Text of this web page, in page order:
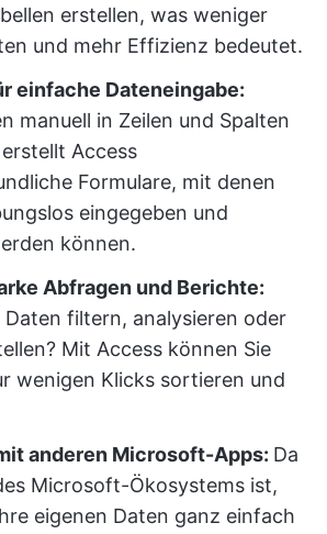
erstellen, was weniger
und mehr Effizienz bedeutet.
einfache Dateneingabe:
manuell in Zeilen und Spalten
Access
Formulare, mit denen
eingegeben und
können.
Abfragen und Berichte:
Daten filtern, analysieren oder
Mit Access können Sie
wenigen Klicks sortieren und
anderen Microsoft-Apps: Da
Microsoft-Ökosystems ist,
eigenen Daten ganz einfach